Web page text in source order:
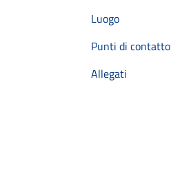
Luogo
Punti di contatto
Allegati